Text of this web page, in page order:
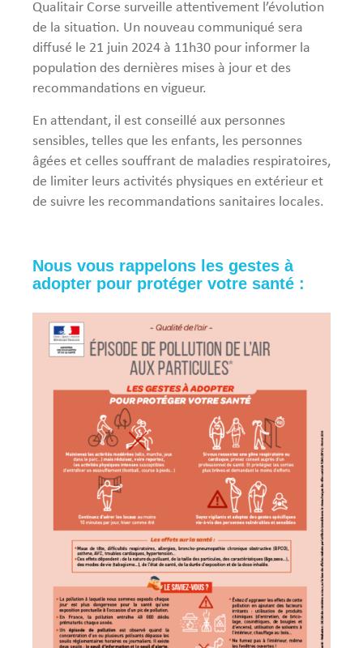
Qualitair Corse surveille attentivement l’évolution
de la situation. Un nouveau communiqué sera
diffusé le 21 juin 2024 à 11h30 pour informer la
population des dernières mises à jour et des
recommandations en vigueur.
En attendant, il est conseillé aux personnes
sensibles, telles que les enfants, les personnes
âgées et celles souffrant de maladies respiratoires,
de limiter leurs activités physiques en extérieur et
de suivre les recommandations sanitaires locales.
Nous vous rappelons les gestes à
adopter pour protéger votre santé :